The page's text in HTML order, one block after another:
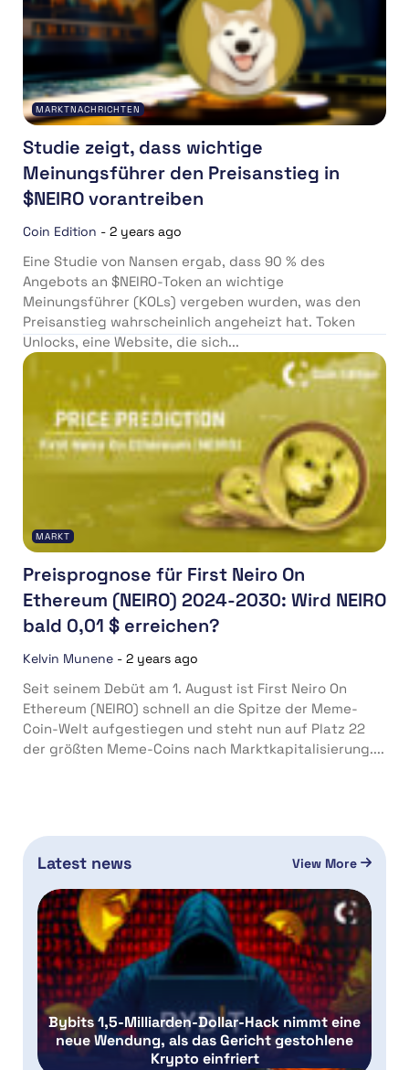
MARKTNACHRICHTEN
Studie zeigt, dass wichtige
Meinungsführer den Preisanstieg in
$NEIRO vorantreiben
Coin Edition - 2 years ago
Eine Studie von Nansen ergab, dass 90 % des
Angebots an $NEIRO-Token an wichtige
Meinungsführer (KOLs) vergeben wurden, was den
Preisanstieg wahrscheinlich angeheizt hat. Token
Unlocks, eine Website, die sich...
MARKT
Preisprognose für First Neiro On
Ethereum (NEIRO) 2024-2030: Wird NEIRO
bald 0,01 $ erreichen?
Kelvin Munene - 2 years ago
Seit seinem Debüt am 1. August ist First Neiro On
Ethereum (NEIRO) schnell an die Spitze der Meme-
Coin-Welt aufgestiegen und steht nun auf Platz 22
der größten Meme-Coins nach Marktkapitalisierung....
Latest news View More
Bybits 1,5-Milliarden-Dollar-Hack nimmt eine
neue Wendung, als das Gericht gestohlene
Krypto einfriert